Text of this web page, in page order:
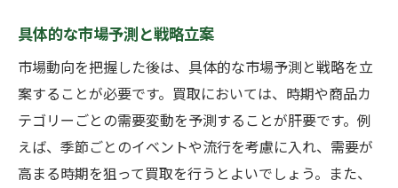
具体的な市場予測と戦略立案
市場動向を把握した後は、具体的な市場予測と戦略を立
案することが必要です。買取においては、時期や商品カ
テゴリーごとの需要変動を予測することが肝要です。例
えば、季節ごとのイベントや流行を考慮に入れ、需要が
高まる時期を狙って買取を行うとよいでしょう。また、